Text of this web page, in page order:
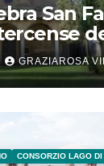
San
GRAZIAROSA
CONSORZIO LAGO